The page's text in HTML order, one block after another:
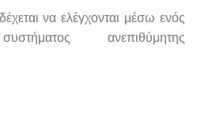
να ελέγχονται μέσω ενός
ανεπιθύμητης